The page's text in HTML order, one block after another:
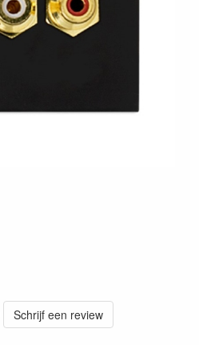
Schrijf een review